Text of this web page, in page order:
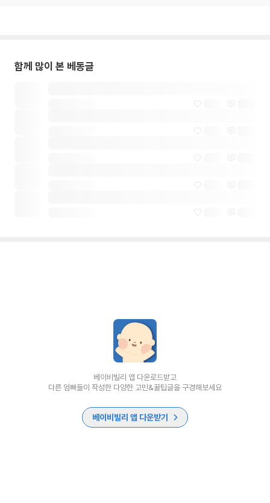
함께 많이 본 베동글
베이비빌리 앱 다운로드받고
다른 엄빠들이 작성한 다양한 고민&꿀팁글을 구경해보세요
베이비빌리 앱 다운받기